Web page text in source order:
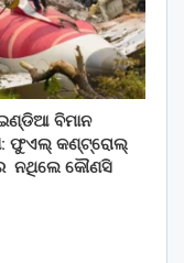
ବିମାନ
ଫୁଏଲ୍‌ କଣ୍ଟ୍ରୋଲ୍‌
ନଥିଲେ କୌଣସି